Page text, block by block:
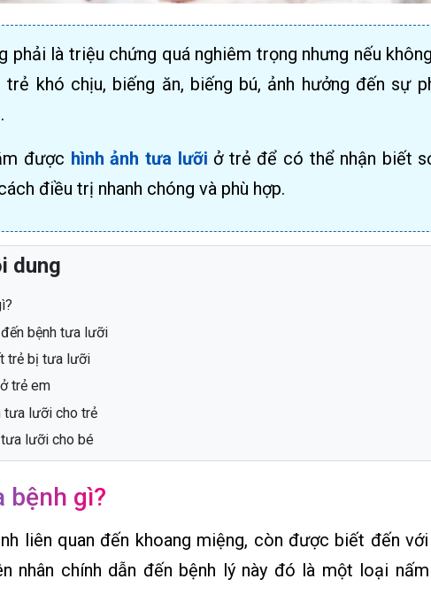
phải là triệu chứng quá nghiêm trọng nhưng nếu
khó chịu, biếng ăn, biếng bú, ảnh hưởng đến sự
được hình ảnh tưa lưỡi ở trẻ để có thể nhận biết
điều trị nhanh chóng và phù hợp.
dung
bệnh tưa lưỡi
trẻ bị tưa lưỡi
trẻ em
tưa lưỡi cho trẻ
tưa lưỡi cho bé
bệnh gì?
liên quan đến khoang miệng, còn được biết đến
nhân chính dẫn đến bệnh lý này đó là một loại